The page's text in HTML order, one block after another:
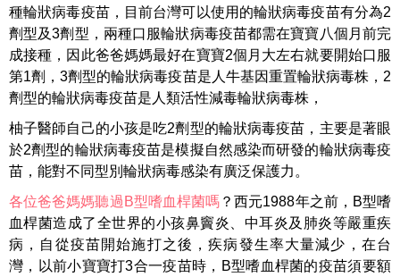
種輪狀病毒疫苗，目前台灣可以使用的輪狀病毒疫苗有分為2
劑型及3劑型，兩種口服輪狀病毒疫苗都需在寶寶八個月前完
成接種 ，因此爸爸媽媽最好在寶寶2個月大左右就要開始口服
第1劑，3劑型的輪狀病毒疫苗是人牛基因重置輪狀病毒株， 2
劑型的輪狀病毒疫苗是人類活性減毒輪狀病毒株，
柚子醫師自己的小孩是吃2劑型的輪狀病毒疫苗，主要是著眼
於2劑型的輪狀病毒疫苗是模擬自然感染而研發的輪狀病毒疫
苗，能對不同型別輪狀病毒感染有廣泛保護力。
各位爸爸媽媽聽過 B型嗜血桿菌嗎 ？西元1988年之前， B型嗜
血桿菌造成了全世界的小孩鼻竇炎、中耳炎及肺炎等嚴重疾
病，自從疫苗開始施打之後，疾病發生率大量減少，在台
灣，以前小寶寶打3合一疫苗時， B型嗜血桿菌的疫苗須要額